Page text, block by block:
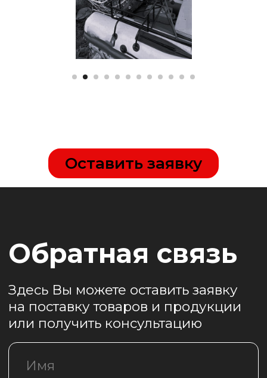
Оставить заявку
Даю согласие на обработку персональный
Каталог
О нас